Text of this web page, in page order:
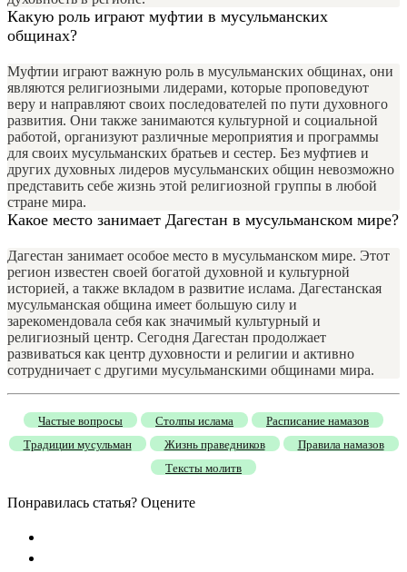
Какую роль играют муфтии в мусульманских
общинах?
Муфтии играют важную роль в мусульманских общинах, они
являются религиозными лидерами, которые проповедуют
веру и направляют своих последователей по пути духовного
развития. Они также занимаются культурной и социальной
работой, организуют различные мероприятия и программы
для своих мусульманских братьев и сестер. Без муфтиев и
других духовных лидеров мусульманских общин невозможно
представить себе жизнь этой религиозной группы в любой
стране мира.
Какое место занимает Дагестан в мусульманском мире?
Дагестан занимает особое место в мусульманском мире. Этот
регион известен своей богатой духовной и культурной
историей, а также вкладом в развитие ислама. Дагестанская
мусульманская община имеет большую силу и
зарекомендовала себя как значимый культурный и
религиозный центр. Сегодня Дагестан продолжает
развиваться как центр духовности и религии и активно
сотрудничает с другими мусульманскими общинами мира.
Частые вопросы Столпы ислама
Расписание намазов
Традиции мусульман
Жизнь праведников
Правила намазов
Тексты молитв
Понравилась статья? Оцените